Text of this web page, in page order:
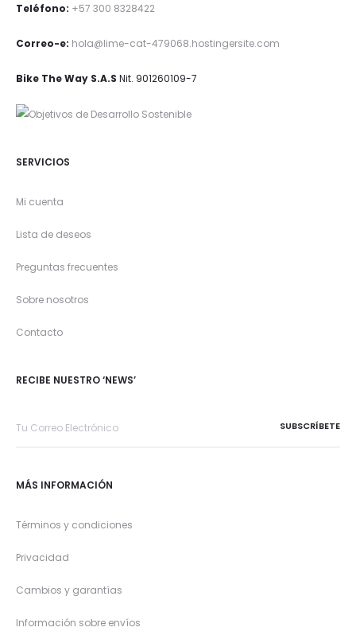
Teléfono: +57 300 8328422
Correo-e: hola@lime-cat-479068.hostingersite.com
Bike The Way S.A.S Nit. 901260109-7
SERVICIOS
Mi cuenta
Lista de deseos
Preguntas frecuentes
Sobre nosotros
Contacto
RECIBE NUESTRO ‘NEWS’
MÁS INFORMACIÓN
Términos y condiciones
Privacidad
Cambios y garantías
Información sobre envíos